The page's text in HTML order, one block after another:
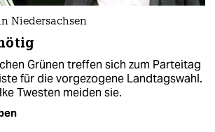
Niedersachsen
Grünen treffen sich zum Parteitag
für die vorgezogene Landtagswahl.
Twesten meiden sie.